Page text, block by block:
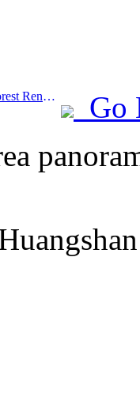
Prev:Il treno turistico 'Hulunbuir Forest Rendezvous - Daxinganling Express - Starlight Train - Tianyi Journey' effettua il suo viaggio inaugurale.
Go